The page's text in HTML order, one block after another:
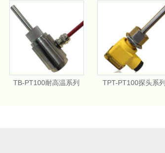
TB-PT100耐高温系列 TPT-PT100探头系列